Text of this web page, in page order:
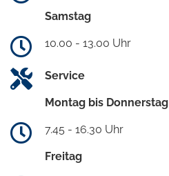
Samstag
10.00 - 13.00 Uhr
Service
Montag bis Donnerstag
7.45 - 16.30 Uhr
Freitag